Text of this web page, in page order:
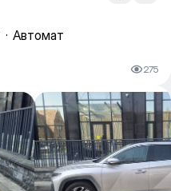
· Автомат
275